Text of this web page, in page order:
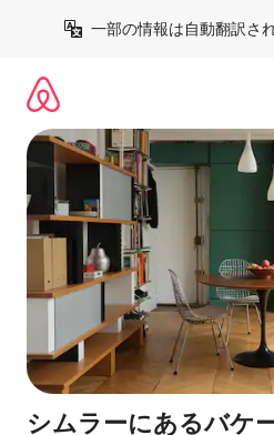
一部の情報は自動翻訳さ
シムラーにあるバケ